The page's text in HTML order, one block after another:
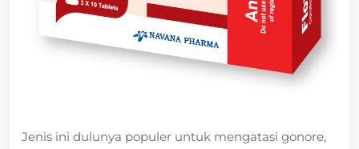
Jenis ini dulunya populer untuk mengatasi gonore,